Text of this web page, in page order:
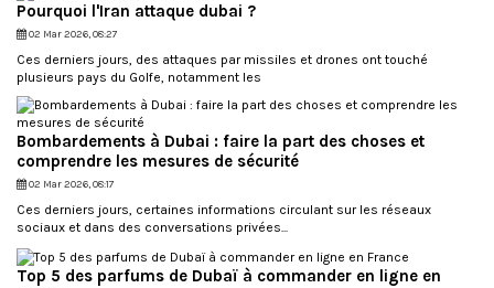
Pourquoi l'Iran attaque dubai ?
02 Mar 2026, 08:27
Ces derniers jours, des attaques par missiles et drones ont touché
plusieurs pays du Golfe, notamment les
Bombardements à Dubai : faire la part des choses et
comprendre les mesures de sécurité
02 Mar 2026, 08:17
Ces derniers jours, certaines informations circulant sur les réseaux
sociaux et dans des conversations privées...
Top 5 des parfums de Dubaï à commander en ligne en